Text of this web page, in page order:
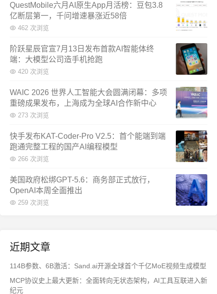
QuestMobile六月AI原生App月活榜：豆包3.8
亿断层第一，千问增速暴涨近58倍
462 次浏览
阶跃星辰官宣7月13日发布首款AI智能体终
端：大模型公司造手机抢跑
420 次浏览
WAIC 2026 世界人工智能大会圆满闭幕：多项
重磅成果发布，上海成为全球AI合作新中心
273 次浏览
快手发布KAT-Coder-Pro V2.5：首个能端到端
跑通完整工程的国产AI编程模型
266 次浏览
美国政府松绑GPT-5.6：商务部正式放行，
OpenAI本周全面推出
259 次浏览
近期文章
114B参数、6B激活：Sand.ai开源全球首个千亿MoE视频生成模型
MCP协议史上最大更新：全面转向无状态架构，AI工具互联进入新
纪元